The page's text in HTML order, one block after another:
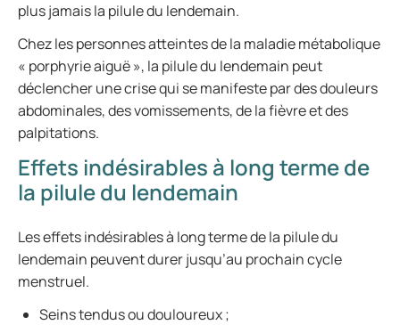
plus jamais la pilule du lendemain.
Chez les personnes atteintes de la maladie métabolique
« porphyrie aiguë », la pilule du lendemain peut
déclencher une crise qui se manifeste par des douleurs
abdominales, des vomissements, de la fièvre et des
palpitations.
Effets indésirables à long terme de
la pilule du lendemain
Les effets indésirables à long terme de la pilule du
lendemain peuvent durer jusqu’au prochain cycle
menstruel.
Seins tendus ou douloureux ;